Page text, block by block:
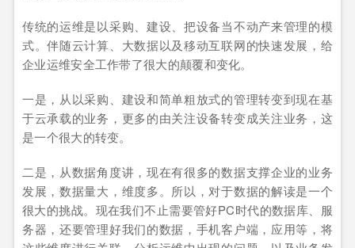
传统的运维是以采购、建设、把设备当不动产来管理的模
式。伴随云计算、大数据以及移动互联网的快速发展，给
企业运维安全工作带了很大的颠覆和变化。
一是，从以采购、建设和简单粗放式的管理转变到现在基
于云承载的业务，更多的由关注设备转变成关注业务，这
是一个很大的转变。
二是，从数据角度讲，现在有很多的数据支撑企业的业务
发展，数据量大，维度多。所以，对于数据的解读是一个
很大的挑战。现在我们不止需要管好PC时代的数据库、服
务器，还要管理好我们的数据，手机客户端，应用等，将